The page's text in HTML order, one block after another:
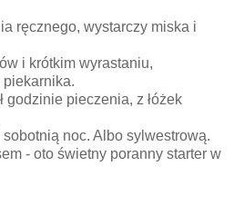
ręcznego, wystarczy miska i
i krótkim wyrastaniu,
piekarnika.
godzinie pieczenia, z łóżek
noc. Albo sylwestrową.
- oto świetny poranny starter w